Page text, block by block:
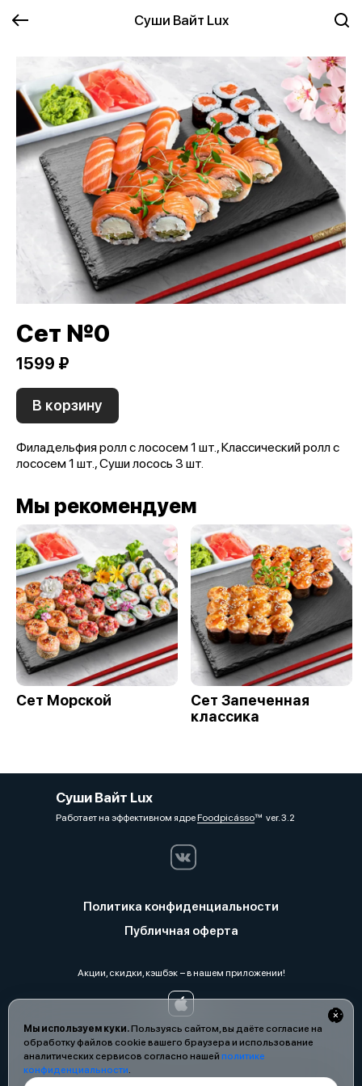
Суши Вайт Lux
Мы используем куки.Пользуясь сайтом, вы даёте согласие на
обработку файлов cookie вашего браузера и использование
аналитических сервисов согласно нашей политике
конфиденциальности.
Сет №0
1599 ₽
В корзину
Филадельфия ролл с лососем 1 шт., Классический ролл с
лососем 1 шт., Суши лосось 3 шт.
Мы рекомендуем
Сет Морской
Сет Запеченная
классика
Суши Вайт Lux
Работает на эффективном ядреFoodpicássover. 3.2
Политика конфиденциальности
Публичная оферта
Акции, скидки, кэшбэк − в нашем приложении!